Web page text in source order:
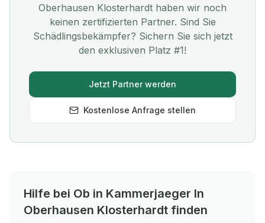
Oberhausen Klosterhardt haben wir noch
keinen zertifizierten Partner. Sind Sie
Schädlingsbekämpfer? Sichern Sie sich jetzt
den exklusiven Platz #1!
Jetzt Partner werden
Kostenlose Anfrage stellen
Hilfe bei Ob in Kammerjaeger In
Oberhausen Klosterhardt finden